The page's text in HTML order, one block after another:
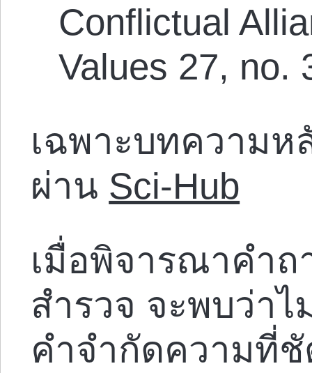
Conflictual
Values 27, no.
เฉพาะบทความห
ผ่าน Sci-Hub
เมื่อพิจารณาคำถ
สำรวจ จะพบว่า
คำจำกัดความที่ชั